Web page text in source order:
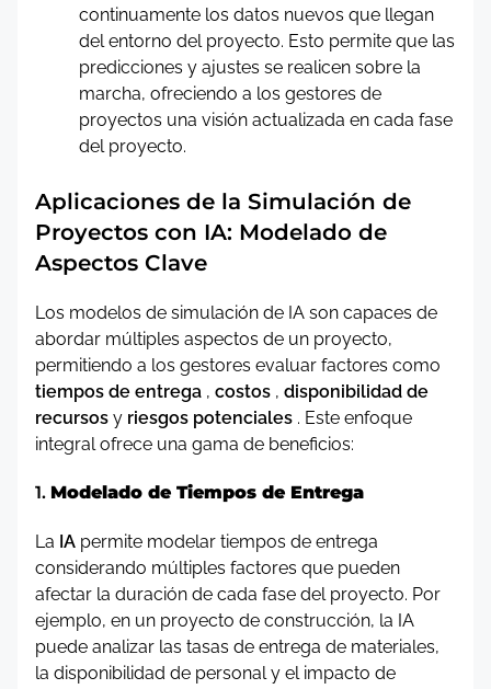
continuamente los datos nuevos que llegan
del entorno del proyecto. Esto permite que las
predicciones y ajustes se realicen sobre la
marcha, ofreciendo a los gestores de
proyectos una visión actualizada en cada fase
del proyecto.
Aplicaciones de la Simulación de
Proyectos con IA: Modelado de
Aspectos Clave
Los modelos de simulación de IA son capaces de
abordar múltiples aspectos de un proyecto,
permitiendo a los gestores evaluar factores como
tiempos de entrega , costos , disponibilidad de
recursos y riesgos potenciales . Este enfoque
integral ofrece una gama de beneficios:
1. Modelado de Tiempos de Entrega
La IA permite modelar tiempos de entrega
considerando múltiples factores que pueden
afectar la duración de cada fase del proyecto. Por
ejemplo, en un proyecto de construcción, la IA
puede analizar las tasas de entrega de materiales,
la disponibilidad de personal y el impacto de